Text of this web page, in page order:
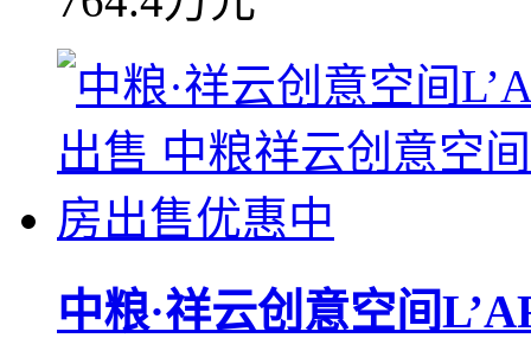
中粮·祥云创意空间